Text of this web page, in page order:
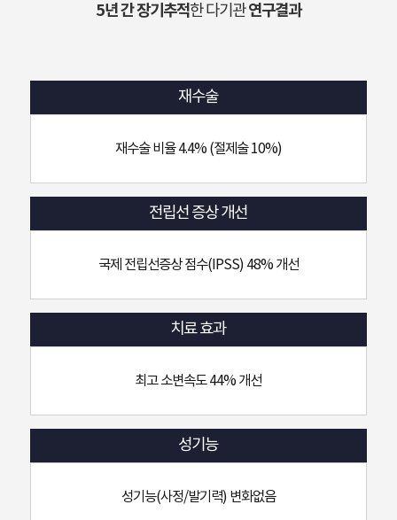
5년 간 장기추적한 다기관연구결과
재수술
재수술 비율 4.4% (절제술 10%)
전립선 증상 개선
국제 전립선증상 점수(IPSS) 48% 개선
치료 효과
최고 소변속도 44% 개선
성기능
성기능(사정/발기력) 변화없음